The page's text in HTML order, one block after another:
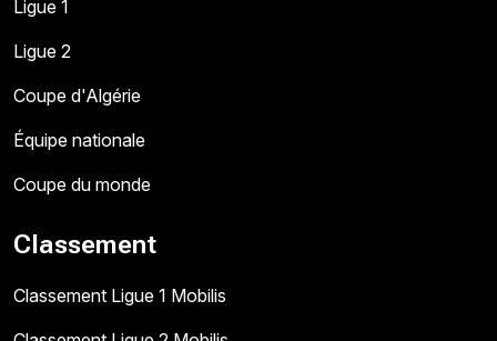
Ligue 1
Ligue 2
Coupe d'Algérie
Équipe nationale
Coupe du monde
Classement
Classement Ligue 1 Mobilis